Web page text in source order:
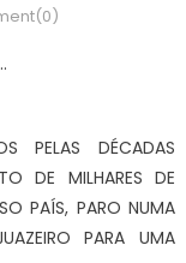
PELAS DÉCADAS
DE MILHARES DE
PAÍS, PARO NUMA
PARA UMA